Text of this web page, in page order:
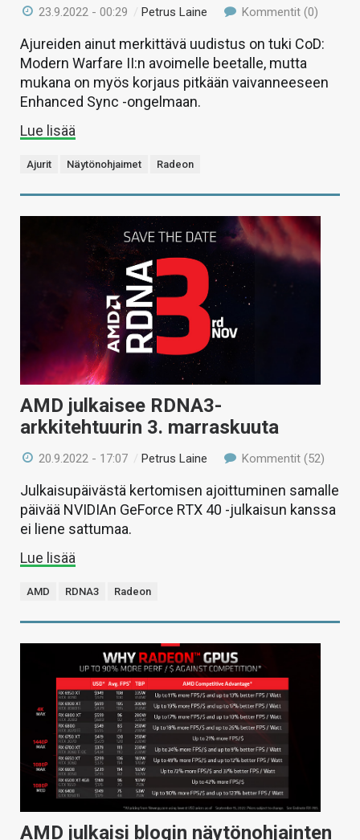
23.9.2022 - 00:29 /Petrus Laine Kommentit (0)
Ajureiden ainut merkittävä uudistus on tuki CoD:
Modern Warfare II:n avoimelle beetalle, mutta
mukana on myös korjaus pitkään vaivanneeseen
Enhanced Sync -ongelmaan.
Lue lisää
Ajurit Näytönohjaimet Radeon
AMD julkaisee RDNA3-
arkkitehtuurin 3. marraskuuta
20.9.2022 - 17:07 /Petrus Laine Kommentit (52)
Julkaisupäivästä kertomisen ajoittuminen samalle
päivää NVIDIAn GeForce RTX 40 -julkaisun kanssa
ei liene sattumaa.
Lue lisää
AMD RDNA3 Radeon
AMD julkaisi blogin näytönohjainten